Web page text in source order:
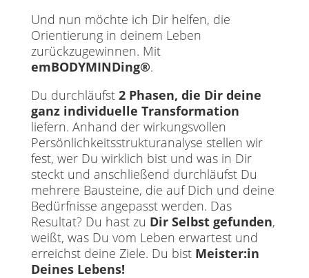
Und nun möchte ich Dir helfen, die
Orientierung in deinem Leben
zurückzugewinnen. Mit
emBODYMINDing®.
Du durchläufst 2 Phasen, die Dir deine
ganz individuelle Transformation
liefern. Anhand der wirkungsvollen
Persönlichkeitsstrukturanalyse stellen wir
fest, wer Du wirklich bist und was in Dir
steckt und anschließend durchläufst Du
mehrere Bausteine, die auf Dich und deine
Bedürfnisse angepasst werden. Das
Resultat? Du hast zu Dir Selbst gefunden,
weißt, was Du vom Leben erwartest und
erreichst deine Ziele. Du bist Meister:in
Deines Lebens!